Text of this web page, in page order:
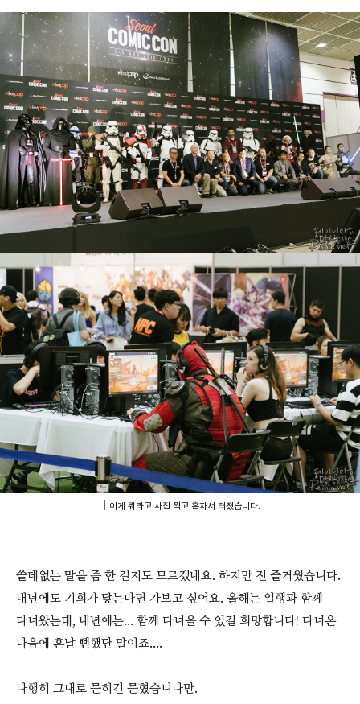
｜이게 뭐라고 사진 찍고 혼자서 터졌습니다.
쓸데없는 말을 좀 한 걸지도 모르겠네요. 하지만 전 즐거웠습니다.
내년에도 기회가 닿는다면 가보고 싶어요. 올해는 일행과 함께
다녀왔는데, 내년에는... 함께 다녀올 수 있길 희망합니다! 다녀온
다음에 혼날 뻔했단 말이죠....
다행히 그대로 묻히긴 묻혔습니다만.